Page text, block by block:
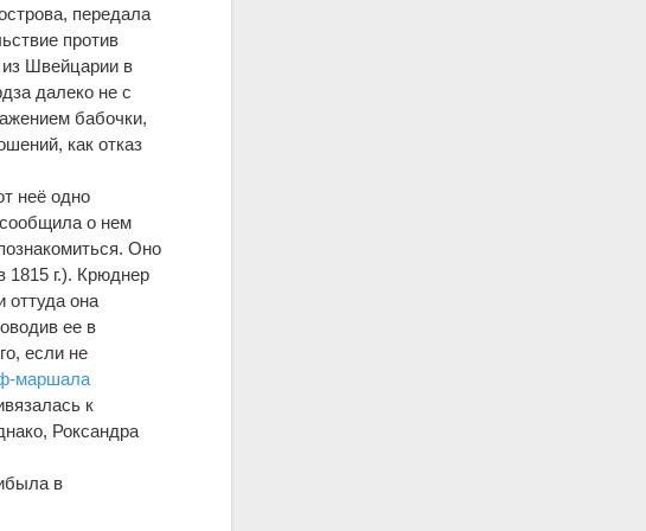
передала
против
Швейцарии в
далеко не с
бабочки,
как отказ
неё одно
о нем
Оно
1815 г.). Крюднер
оттуда она
ее в
если не
маршала
к
Роксандра
в